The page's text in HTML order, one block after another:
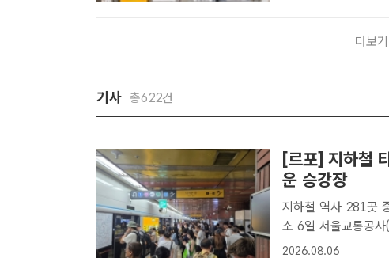
더보
기사 총622건
[르포] 지하철
운 승강장
지하철 역사 281곳
소 6일 서울교통공사(서교공)에 따르면 지하철 역사 281곳 중 51곳(지하
26곳·지상 25곳)에
2026.08.06